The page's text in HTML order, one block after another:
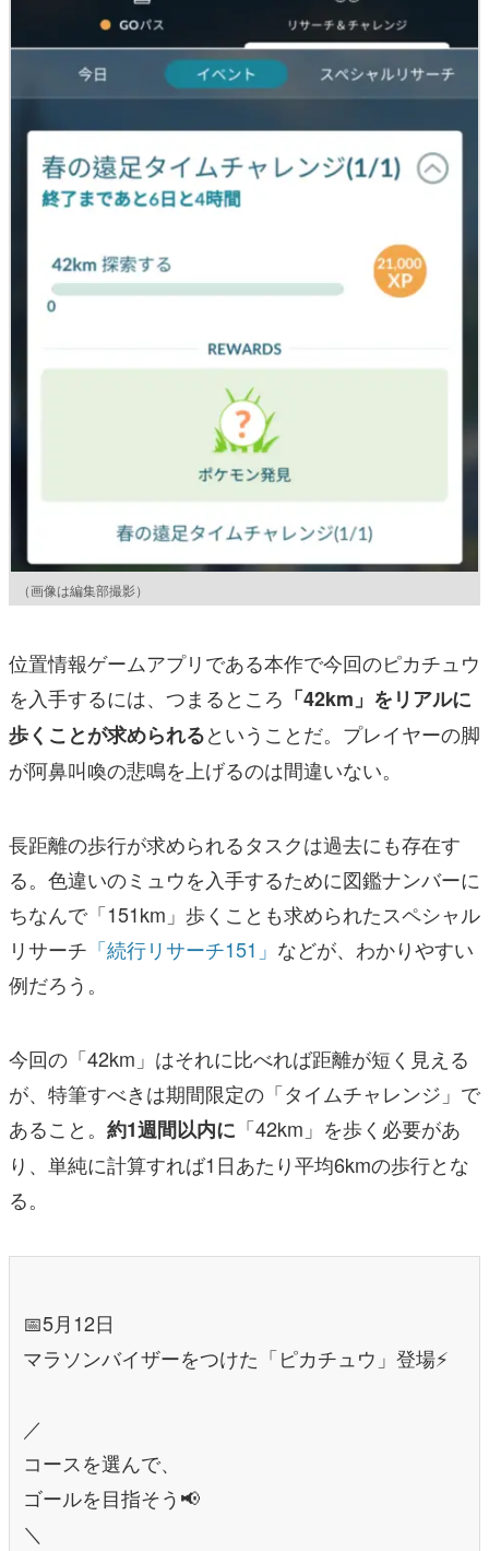
（画像は編集部撮影）
位置情報ゲームアプリである本作で今回のピカチュウ
を入手するには、つまるところ 「42km」をリアルに
歩くことが求められるということだ。プレイヤーの脚
が阿鼻叫喚の悲鳴を上げるのは間違いない。
長距離の歩行が求められるタスクは過去にも存在す
る。色違いのミュウを入手するために図鑑ナンバーに
ちなんで「151km」歩くことも求められたスペシャル
リサーチ 「続行リサーチ151」 などが、わかりやすい
例だろう。
今回の「42km」はそれに比べれば距離が短く見える
が、特筆すべきは期間限定の「タイムチャレンジ」で
あること。 約1週間以内に 「42km」を歩く必要があ
り、単純に計算すれば1日あたり平均6kmの歩行とな
る。
📅5月12日
マラソンバイザーをつけた「ピカチュウ」登場⚡
／
コースを選んで、
ゴールを目指そう📢
＼